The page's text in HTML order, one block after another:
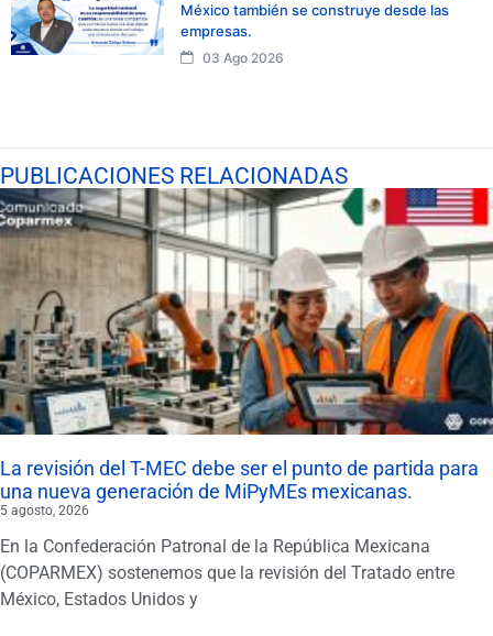
México también se construye desde las
empresas.
03 Ago 2026
PUBLICACIONES RELACIONADAS
La revisión del T-MEC debe ser el punto de partida para
una nueva generación de MiPyMEs mexicanas.
5 agosto, 2026
En la Confederación Patronal de la República Mexicana
(COPARMEX) sostenemos que la revisión del Tratado entre
México, Estados Unidos y